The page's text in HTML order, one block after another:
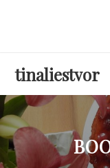
tinaliestvor